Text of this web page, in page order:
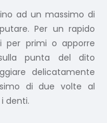
ad un massimo di
Per un rapido
per primi o apporre
punta del dito
delicatamente
di due volte al
denti.